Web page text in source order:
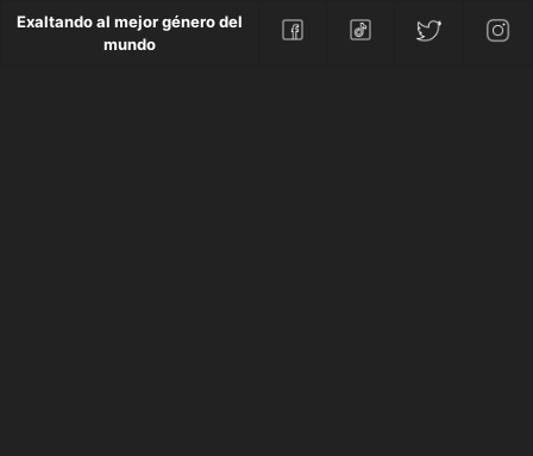
Exaltando al mejor género del
mundo